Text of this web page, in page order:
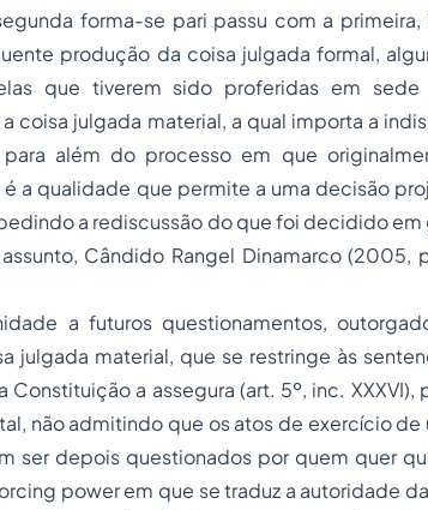
forma-se pari passu com a
produção da coisa julgada formal,
que tiverem sido proferidas em
coisa julgada material, a qual importa a
além do processo em que
a qualidade que permite a uma decisão
a rediscussão do que foi decidido
Cândido Rangel Dinamarco (2005,
a futuros questionamentos,
julgada material, que se restringe às
Constituição a assegura (art. 5º, inc. XXXVI),
não admitindo que os atos de exercício de
ser depois questionados por quem quer
power em que se traduz a autoridade